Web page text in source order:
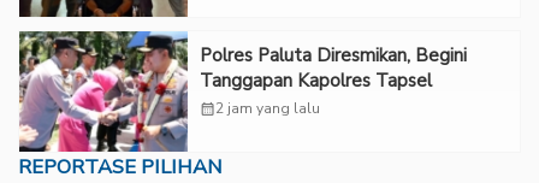
Polres Paluta Diresmikan, Begini
Tanggapan Kapolres Tapsel
calendar_month2 jam yang lalu
REPORTASE PILIHAN